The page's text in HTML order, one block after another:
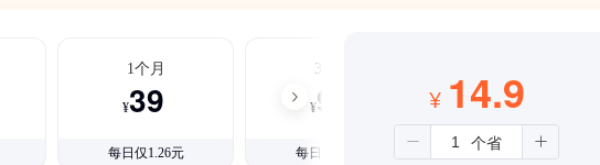
1个月
¥39
每日仅1.26元
3个月
¥99
每日仅1.08元
¥ 14.9